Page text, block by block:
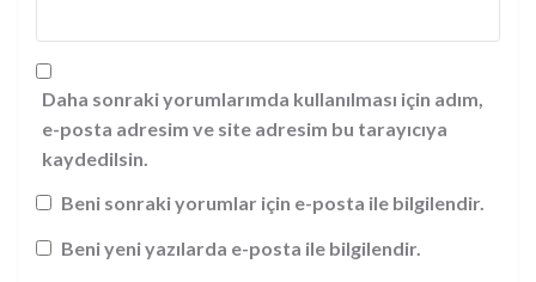
Daha sonraki yorumlarımda kullanılması için adım,
e-posta adresim ve site adresim bu tarayıcıya
kaydedilsin.
Beni sonraki yorumlar için e-posta ile bilgilendir.
Beni yeni yazılarda e-posta ile bilgilendir.